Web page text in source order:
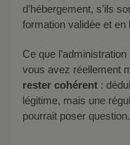
d’hébergement, s’ils
formation validée et
Ce que l’administration ne peut pas vérifier, c’est avec qui
vous avez réellement
rester cohérent :
légitime, mais une
pourrait poser question.